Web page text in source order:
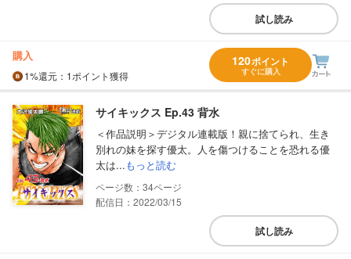
試し読み
購入
1%還元 ：1ポイント獲得
120ポイント
すぐに購入
サイキックス Ep.43 背水
＜作品説明＞デジタル連載版！親に捨てられ、生き
別れの妹を探す優太。人を傷つけることを恐れる優
太は...もっと読む
34
配信日：2022/03/15
試し読み